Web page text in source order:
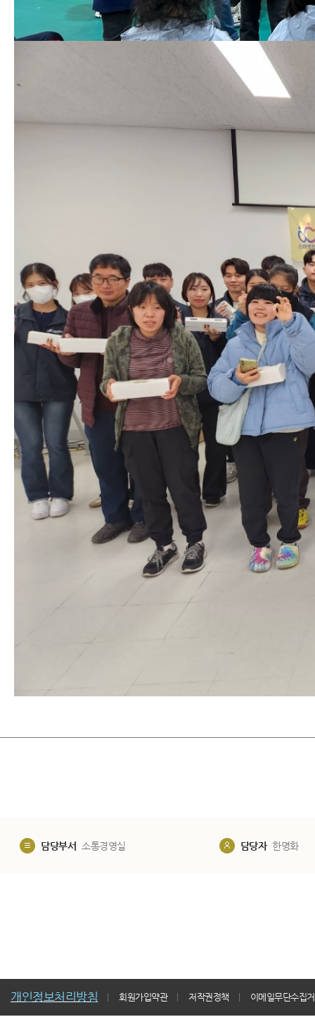
담당부서 소통경영실 담당자 한명화
개인정보처리방침 회원가입약관 저작권정책 이메일무단수집